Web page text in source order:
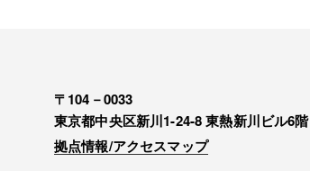
〒104－0033
東京都中央区新川1-24-8 東熱新川ビル6階
拠点情報/アクセスマップ